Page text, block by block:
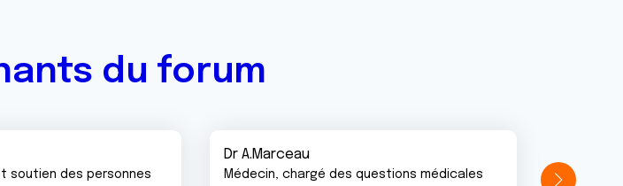
du forum
soutien des personnes
Dr A.Marceau
Médecin, chargé des questions médicales